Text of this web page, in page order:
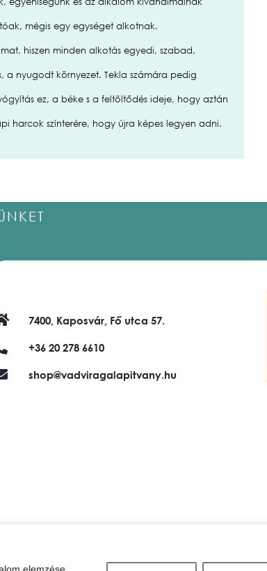
elemzése
mégis egy egységet alkotnak.
hiszen minden alkotás egyedi, szabad,
a nyugodt környezet. Tekla számára pedig
ez, a béke s a feltöltődés ideje, hogy aztán
harcok színterére, hogy újra képes legyen adni.
7400, Kaposvár, Fő utca 57.
+36 20 278 6610
shop@vadviragalapitvany.hu